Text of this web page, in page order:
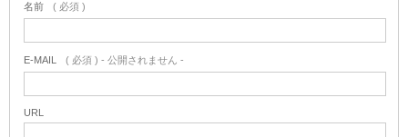
名前 ( 必須 )
E-MAIL ( 必須 ) - 公開されません -
URL